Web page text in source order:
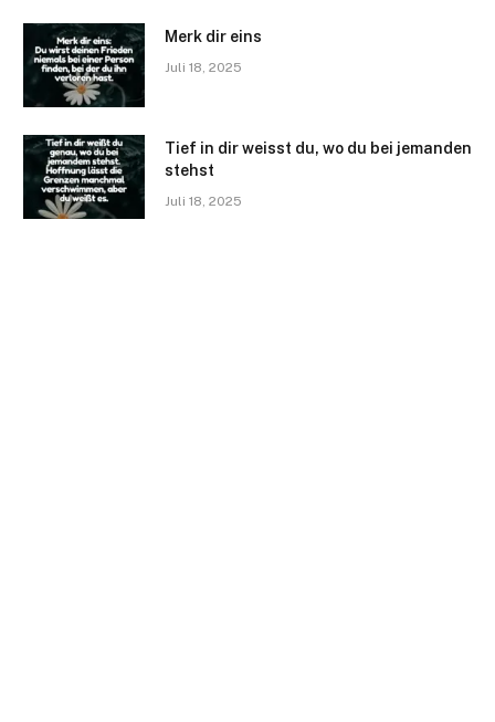
Merk dir eins
Juli 18, 2025
Tief in dir weisst du, wo du bei jemanden
stehst
Juli 18, 2025